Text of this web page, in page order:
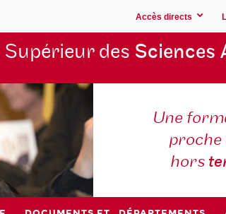
Accès directs
des Sciences
Une
proche
hors